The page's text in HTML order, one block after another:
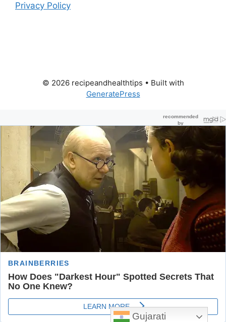
Privacy Policy
© 2026 recipeandhealthtips • Built with
GeneratePress
Gujarati